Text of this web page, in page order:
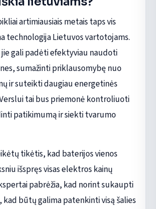
artimiausiais metais taps vis
technologija Lietuvos vartotojams.
jie gali padėti efektyviau naudoti
sumažinti priklausomybę nuo
ir suteikti daugiau energetinės
tai bus priemonė kontroliuoti
patikimumą ir siekti tvarumo
tikėtis, kad baterijos vienos
išspręs visas elektros kainų
pabrėžia, kad norint sukaupti
kad būtų galima patenkinti visą šalies